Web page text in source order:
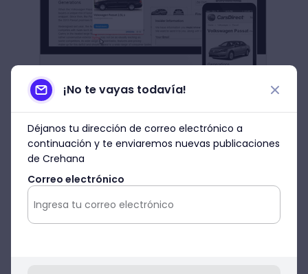
Fuente: Infolinks
Si tu página se destaca por tener una gran
cantidad de texto, recuerda lo importante
que esusar correctamente los signos de
puntuación. Porque, si tus entradas
¡No te vayas todavía!
Déjanos tu dirección de correo electrónico a
continuación y te enviaremos nuevas publicaciones
de Crehana
Correo electrónico